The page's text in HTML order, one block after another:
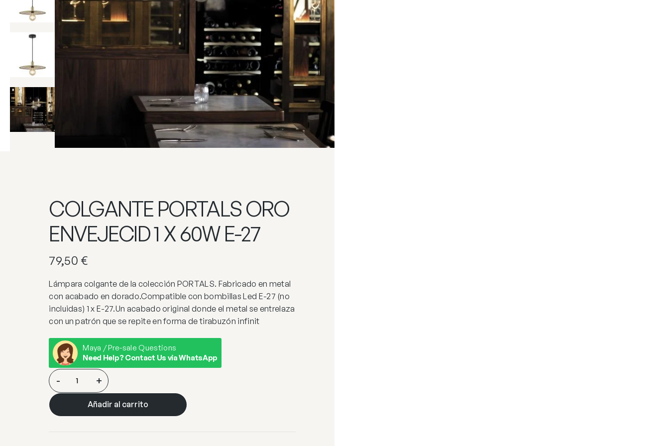
COLGANTE PORTALS ORO
ENVEJECID 1 X 60W E-27
79,50 €
Lámpara colgante de la colección PORTALS. Fabricado en metal
con acabado en dorado.Compatible con bombillas Led E-27 (no
incluidas) 1 x E-27.Un acabado original donde el metal se entrelaza
con un patrón que se repite en forma de tirabuzón infinit
Maya / Pre-sale Questions
Need Help? Contact Us via WhatsApp
COLGANTE
PORTALS
ORO
ENVEJECID
- +
Añadir al carrito